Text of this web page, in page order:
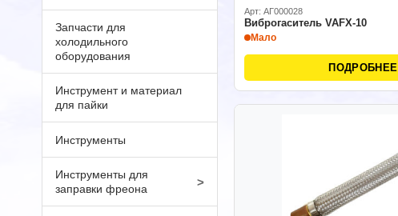
Запчасти для
холодильного
оборудования
Инструмент и материал
для пайки
Инструменты
Инструменты для
заправки фреона
>
Арт: АГ000028
Виброгаситель VAFX-10
Мало
ПОДРОБНЕЕ